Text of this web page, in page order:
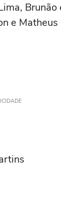
Brunão
e Matheus